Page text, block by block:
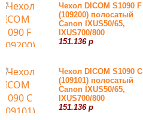
Чехол DICOM S1090 F
(109200) полосатый
Canon IXUS50/65,
IXUS700/800
151.136 р
Чехол DICOM S1090 С
(109101) полосатый
Canon IXUS50/65,
IXUS700/800
151.136 р